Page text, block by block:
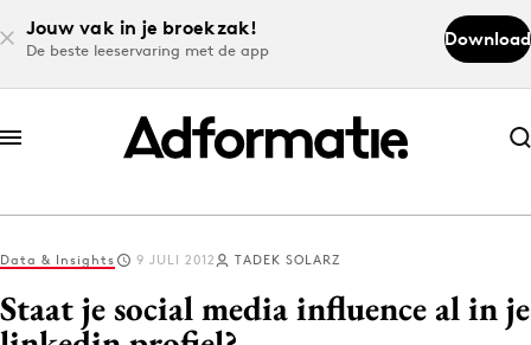
Jouw vak in je broekzak!
De beste leeservaring met de app
Download
Abonneer nu
Abonneer nu
Log in
Data & Insights 9 JULI 2012 TADEK SOLARZ
Staat je social media influence al in je